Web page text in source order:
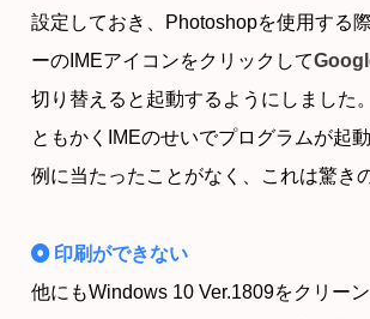
設定しておき、Photoshopを使用する
ーのIMEアイコンをクリックして
切り替えると起動するようにしました。
ともかくIMEのせいでプログラムが起
例に当たったことがなく、これは驚き
印刷ができない
他にもWindows 10 Ver.1809をクリー